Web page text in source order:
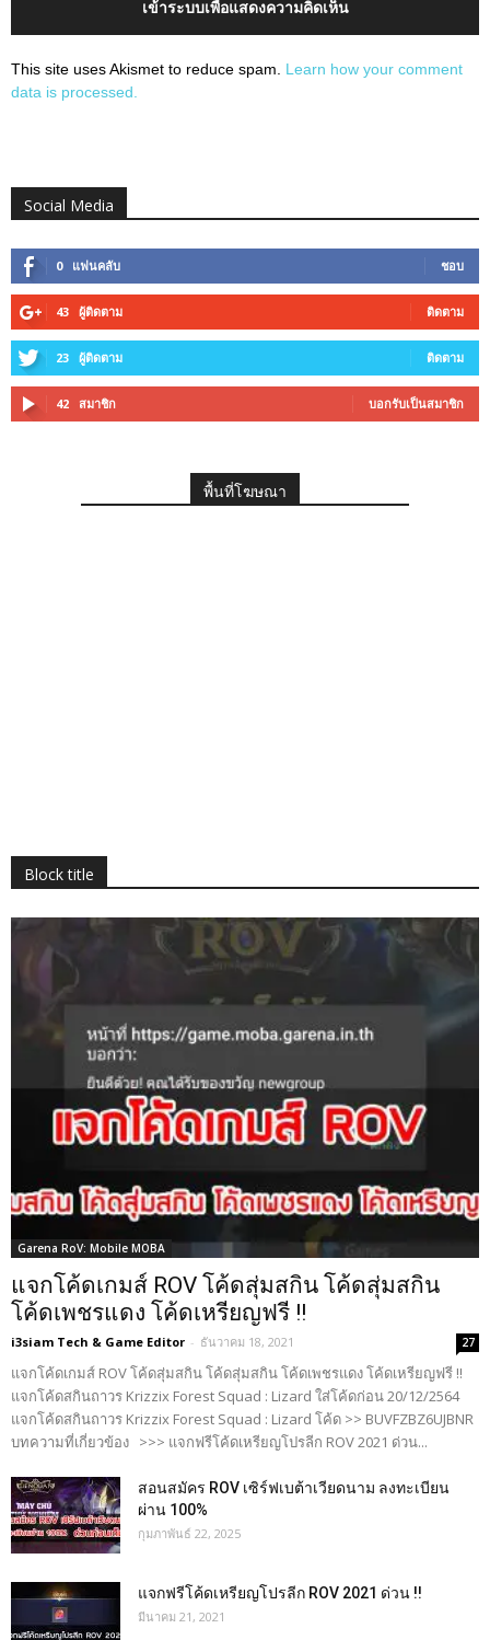
เข้าระบบเพื่อแสดงความคิดเห็น
This site uses Akismet to reduce spam. Learn how your comment
data is processed.
Social Media
0 แฟนคลับ ชอบ
43 ผู้ติดตาม ติดตาม
23 ผู้ติดตาม ติดตาม
42 สมาชิก บอกรับเป็นสมาชิก
พื้นที่โฆษณา
Block title
Garena RoV: Mobile MOBA
แจกโค้ดเกมส์ ROV โค้ดสุ่มสกิน โค้ดสุ่มสกิน
โค้ดเพชรแดง โค้ดเหรียญฟรี !!
i3siam Tech & Game Editor - ธันวาคม 18, 2021 27
แจกโค้ดเกมส์ ROV โค้ดสุ่มสกิน โค้ดสุ่มสกิน โค้ดเพชรแดง โค้ดเหรียญฟรี !!
แจกโค้ดสกินถาวร Krizzix Forest Squad : Lizard ใส่โค้ดก่อน 20/12/2564
แจกโค้ดสกินถาวร Krizzix Forest Squad : Lizard โค้ด >> BUVFZBZ6UJBNR
บทความที่เกี่ยวข้อง >>> แจกฟรีโค้ดเหรียญโปรลีก ROV 2021 ด่วน...
สอนสมัคร ROV เซิร์ฟเบต้าเวียดนาม ลงทะเบียน
ผ่าน 100%
กุมภาพันธ์ 22, 2025
แจกฟรีโค้ดเหรียญโปรลีก ROV 2021 ด่วน !!
มีนาคม 21, 2021